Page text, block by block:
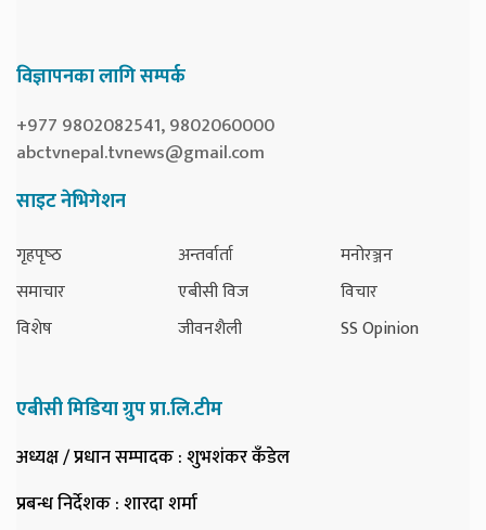
विज्ञापनका लागि सम्पर्क
+977 9802082541, 9802060000
abctvnepal.tvnews@gmail.com
साइट नेभिगेशन
गृहपृष्‍ठ
समाचार
विशेष
अन्तर्वार्ता
एबीसी विज
जीवनशैली
मनोरञ्जन
विचार
SS Opinion
एबीसी मिडिया ग्रुप प्रा.लि.टीम
अध्यक्ष / प्रधान सम्पादक: शुभशंकर कँडेल
प्रबन्ध निर्देशक: शारदा शर्मा